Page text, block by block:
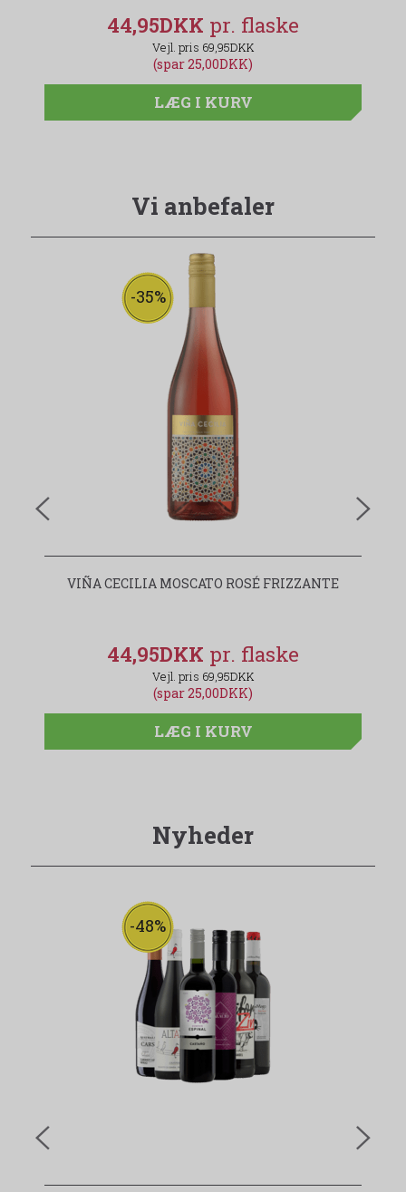
44,95DKK
69,95DKK
(spar 25,00DKK)
LÆG I KURV
Vi anbefaler
-35%
VIÑA CECILIA MOSCATO ROSÉ FRIZZANTE
44,95DKK
69,95DKK
(spar 25,00DKK)
LÆG I KURV
Nyheder
-48%